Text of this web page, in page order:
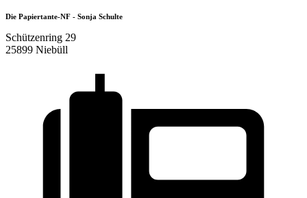
Die Papiertante-NF - Sonja Schulte
Schützenring 29
25899 Niebüll